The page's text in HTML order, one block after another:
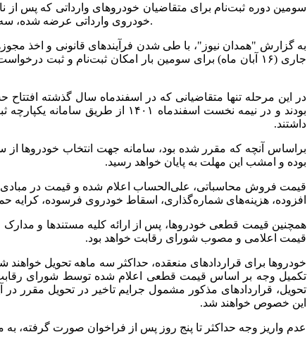
سومین دوره ثبت‌نام برای متقاضیان خودروهای وارداتی که پس
خودروی وارداتی عرضه شده، سه اولویت مورد نظر خود را در سامانه یکپارچه انتخاب کنند، امشب به پایان خواهد رسید.
به گزارش "همدان نیوز"، با طی شدن فرآیندهای قانونی و اخذ
جاری (١۶ آبان ماه) برای سومین بار امکان ثبت‌نام و
بودند و در نیمه نخست اسفندماه
داشتند.
بوده و امشب این مهلت به پایان خواهد رسید.
قیمت فروش محاسباتی، علی‌الحساب اعلام شده و قیمت در مبادی
افزوده، هزینه‌های شماره‌گذاری، اسقاط خودروی فرسوده،
همچنین قیمت قطعی خودروها، پس از ارائه کلیه مستندها و
قیمت اعلامی و مصوب شورای رقابت خواهد بود.
خودروها برای قراردادهای منعقده، حداکثر سه ماهه تحویل خواهند
تکمیل وجه بر اساس قیمت قطعی اعلام شده توسط شورای
تحویل، قراردادهای مذکور مشمول جرایم تاخیر در تحویل مقرر
این خصوص خواهند شد.
عدم واریز وجه حداکثر تا پنج روز پس از فراخوان صورت گرفته،